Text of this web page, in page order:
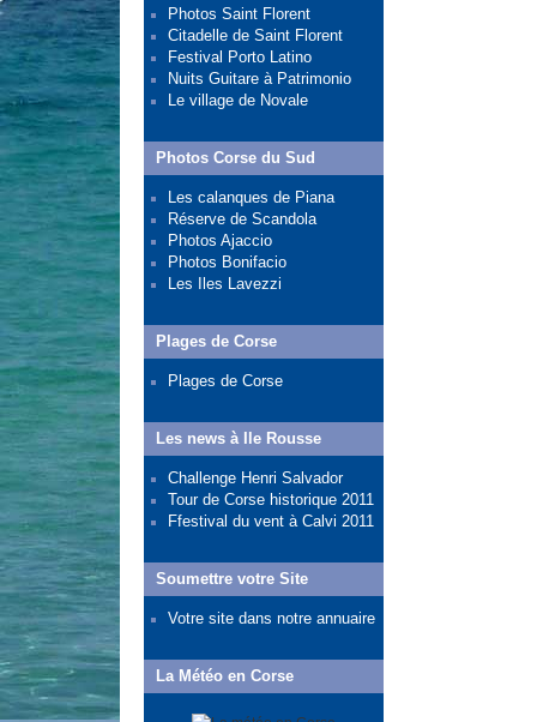
Photos Saint Florent
Citadelle de Saint Florent
Festival Porto Latino
Nuits Guitare à Patrimonio
Le village de Novale
Photos Corse du Sud
Les calanques de Piana
Réserve de Scandola
Photos Ajaccio
Photos Bonifacio
Les Iles Lavezzi
Plages de Corse
Plages de Corse
Les news à Ile Rousse
Challenge Henri Salvador
Tour de Corse historique 2011
Ffestival du vent à Calvi 2011
Soumettre votre Site
Votre site dans notre annuaire
La Météo en Corse